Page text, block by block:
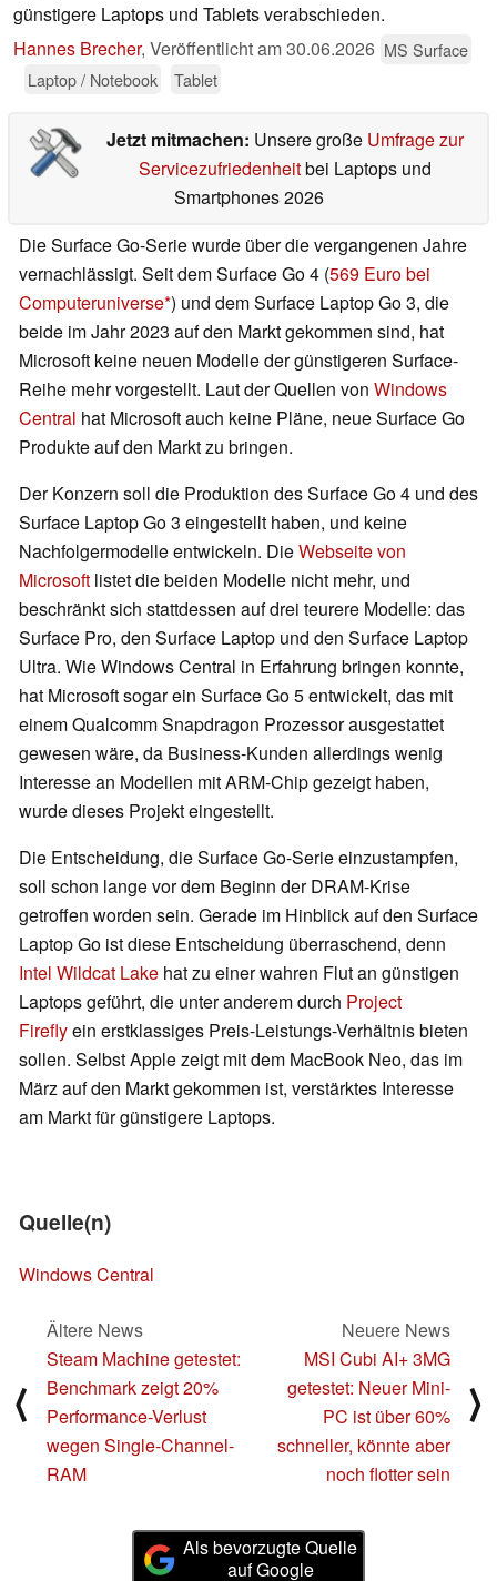
günstigere Laptops und Tablets verabschieden.
Hannes Brecher, Veröffentlicht am30.06.2026 MS Surface
Laptop / Notebook
Tablet
Jetzt mitmachen: Unsere große Umfrage zur
Servicezufriedenheitbei Laptops und
Smartphones 2026
Die Surface Go-Serie wurde über die vergangenen Jahre
vernachlässigt. Seit dem Surface Go 4 (569 Euro bei
Computeruniverse ) und dem Surface Laptop Go 3, die
beide im Jahr 2023 auf den Markt gekommen sind, hat
Microsoft keine neuen Modelle der günstigeren Surface-
Reihe mehr vorgestellt. Laut der Quellen von Windows
Central hat Microsoft auch keine Pläne, neue Surface Go
Produkte auf den Markt zu bringen.
Der Konzern soll die Produktion des Surface Go 4 und des
Surface Laptop Go 3 eingestellt haben, und keine
Nachfolgermodelle entwickeln. DieWebseite von
Microsoft listet die beiden Modelle nicht mehr, und
beschränkt sich stattdessen auf drei teurere Modelle: das
Surface Pro, den Surface Laptop und den Surface Laptop
Ultra. Wie Windows Central in Erfahrung bringen konnte,
hat Microsoft sogar ein Surface Go 5 entwickelt, das mit
einem Qualcomm Snapdragon Prozessor ausgestattet
gewesen wäre, da Business-Kunden allerdings wenig
Interesse an Modellen mit ARM-Chip gezeigt haben,
wurde dieses Projekt eingestellt.
Die Entscheidung, die Surface Go-Serie einzustampfen,
soll schon lange vor dem Beginn der DRAM-Krise
getroffen worden sein. Gerade im Hinblick auf den Surface
Laptop Go ist diese Entscheidung überraschend, denn
Intel Wildcat Lake hat zu einer wahren Flut an günstigen
Laptops geführt, die unter anderem durch Project
Fireflyein erstklassiges Preis-Leistungs-Verhältnis bieten
sollen. Selbst Apple zeigt mit dem MacBook Neo, das im
März auf den Markt gekommen ist, verstärktes Interesse
am Markt für günstigere Laptops.
Quelle(n)
Windows Central
⟨
Ältere News
Steam Machine getestet:
Benchmark zeigt 20%
Performance-Verlust
wegen Single-Channel-
RAM
Neuere News
MSI Cubi AI+ 3MG
getestet: Neuer Mini-
PC ist über 60%
schneller, könnte aber
noch flotter sein
⟩
Als bevorzugte Quelle
auf Google